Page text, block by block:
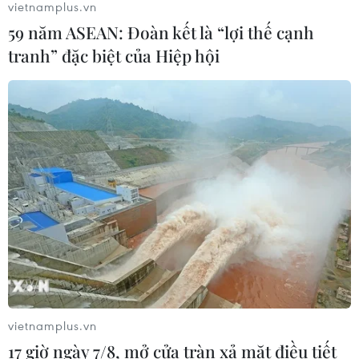
Xem thêm
CƠ QUAN CHỦ QUẢN: THÔNG TẤN XÃ VIỆT NAM
Tổng Biên tập: TRẦN TIẾN DUẨN
Phó Tổng Biên tập: NGUYỄN THỊ TÁM, KHÚC THANH
THỦY
Sở hữu trí tuệ
Quy định sử dụng
RSS
Ngôn ngữ
TTXVN
vietnamplus.vn
59 năm ASEAN: Đoàn kết là “lợi thế cạnh
tranh” đặc biệt của Hiệp hội
vietnamplus.vn
17 giờ ngày 7/8, mở cửa tràn xả mặt điều tiết